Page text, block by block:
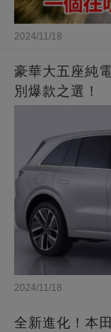
2024/11/18
豪華大五座純
別爆款之選！
2024/11/18
全新進化！本